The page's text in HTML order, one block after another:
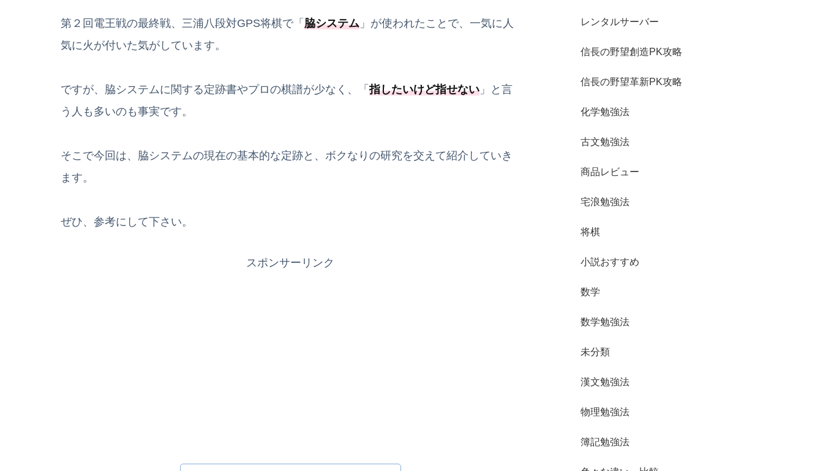
第２回電王戦の最終戦、三浦八段対GPS将棋で「 脇システム 」が使われたことで、一気に人
気に火が付いた気がしています。
ですが、脇システムに関する定跡書やプロの棋譜が少なく、「指したいけど指せない 」と言
う人も多いのも事実です。
そこで今回は、脇システムの現在の基本的な定跡と、ボクなりの研究を交えて紹介していき
ます。
ぜひ、参考にして下さい。
スポンサーリンク
レンタルサーバー
信長の野望創造PK攻略
信長の野望革新PK攻略
化学勉強法
古文勉強法
商品レビュー
宅浪勉強法
将棋
小説おすすめ
数学
数学勉強法
未分類
漢文勉強法
物理勉強法
簿記勉強法